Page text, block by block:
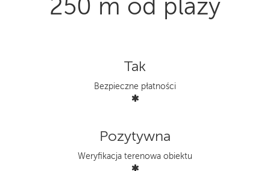
250 m od plaży
Tak
Bezpieczne płatności
Pozytywna
Weryfikacja terenowa obiektu